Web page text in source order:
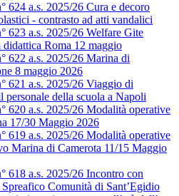
624 a.s. 2025/26 Cura e decoro
- contrasto ad atti vandalici
623 a.s. 2025/26 Welfare Gite
Roma 12 maggio
622 a.s. 2025/26 Marina di
8 maggio 2026
621 a.s. 2025/26 Viaggio di
personale della scuola a Napoli
620 a.s. 2025/26 Modalità operative
17/30 Maggio 2026
619 a.s. 2025/26 Modalità operative
Marina di Camerota 11/15 Maggio
618 a.s. 2025/26 Incontro con
Comunità di Sant’Egidio